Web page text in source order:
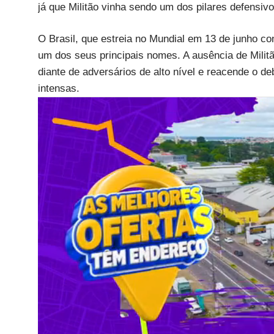
já que Militão vinha sendo um dos pilares
O Brasil, que estreia no Mundial em 13 de junho
um dos seus principais nomes. A ausência de
diante de adversários de alto nível e reacende o
intensas.